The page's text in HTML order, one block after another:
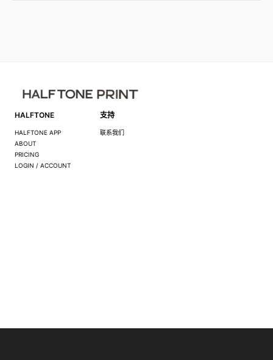
HALFTONE
HALFTONE APP
ABOUT
PRICING
LOGIN / ACCOUNT
支持
联系我们